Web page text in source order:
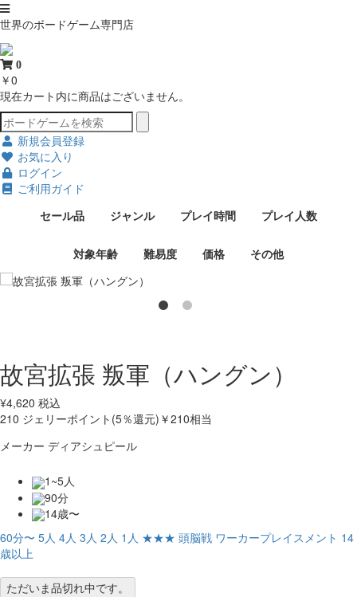
世界のボードゲーム専門店
0
￥0
現在カート内に商品はございません。
新規会員登録
お気に入り
ログイン
ご利用ガイド
セール品
ジャンル プレイ時間 プレイ人数
対象年齢 難易度 価格 その他
故宮拡張 叛軍（ハングン）
¥4,620 税込
210 ジェリーポイント(5％還元) ￥210相当
メーカー ディアシュピール
1~5人
90分
14歳〜
60分〜 5人 4人 3人 2人 1人 ★★★ 頭脳戦 ワーカープレイスメント 14
歳以上
ただいま品切れ中です。